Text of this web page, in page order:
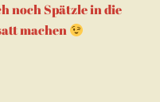
noch Spätzle in die
machen